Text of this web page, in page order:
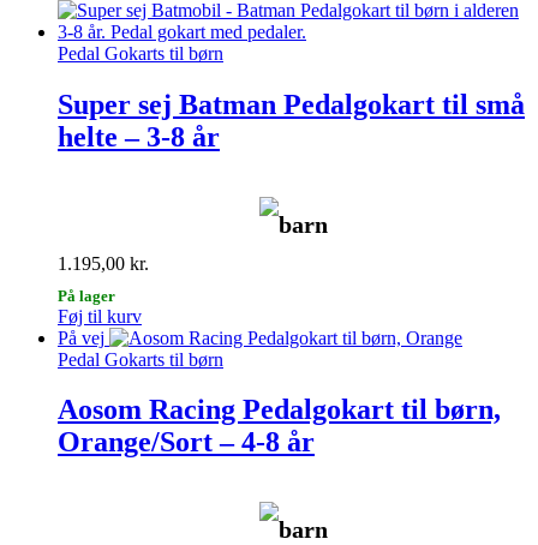
Pedal Gokarts til børn
Super sej Batman Pedalgokart til små
helte – 3-8 år
barn
1.195,00 kr.
På lager
Føj til kurv
På vej
Pedal Gokarts til børn
Aosom Racing Pedalgokart til børn,
Orange/Sort – 4-8 år
barn